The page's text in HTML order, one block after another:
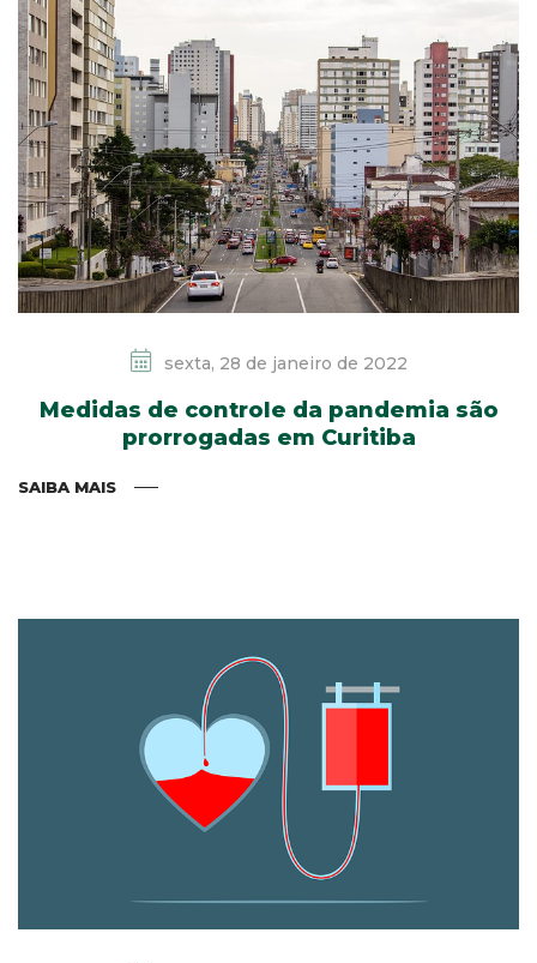
sexta, 28 de janeiro de 2022
Medidas de controle da pandemia são
prorrogadas em Curitiba
SAIBA MAIS